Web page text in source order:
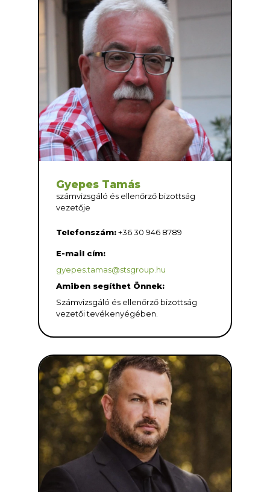
Gyepes Tamás
számvizsgáló és ellenőrző bizottság
vezetője
Telefonszám: +36 30 946 8789
E-mail cím:
gyepes.tamas@stsgroup.hu
Amiben segíthet Önnek:
Számvizsgáló és ellenőrző bizottság
vezetői tevékenyégében.